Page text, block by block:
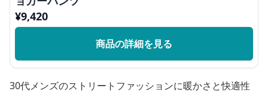
¥9,420
商品の詳細を見る
30代メンズのストリートファッションに暖かさと快適性